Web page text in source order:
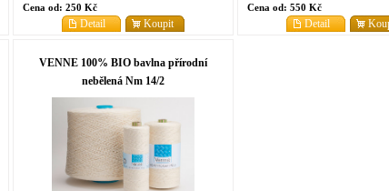
Cena od: 250 Kč
Koupit
Detail
Cena od: 550 Kč
Detail
VENNE 100% BIO bavlna přírodní
nebělená Nm 14/2